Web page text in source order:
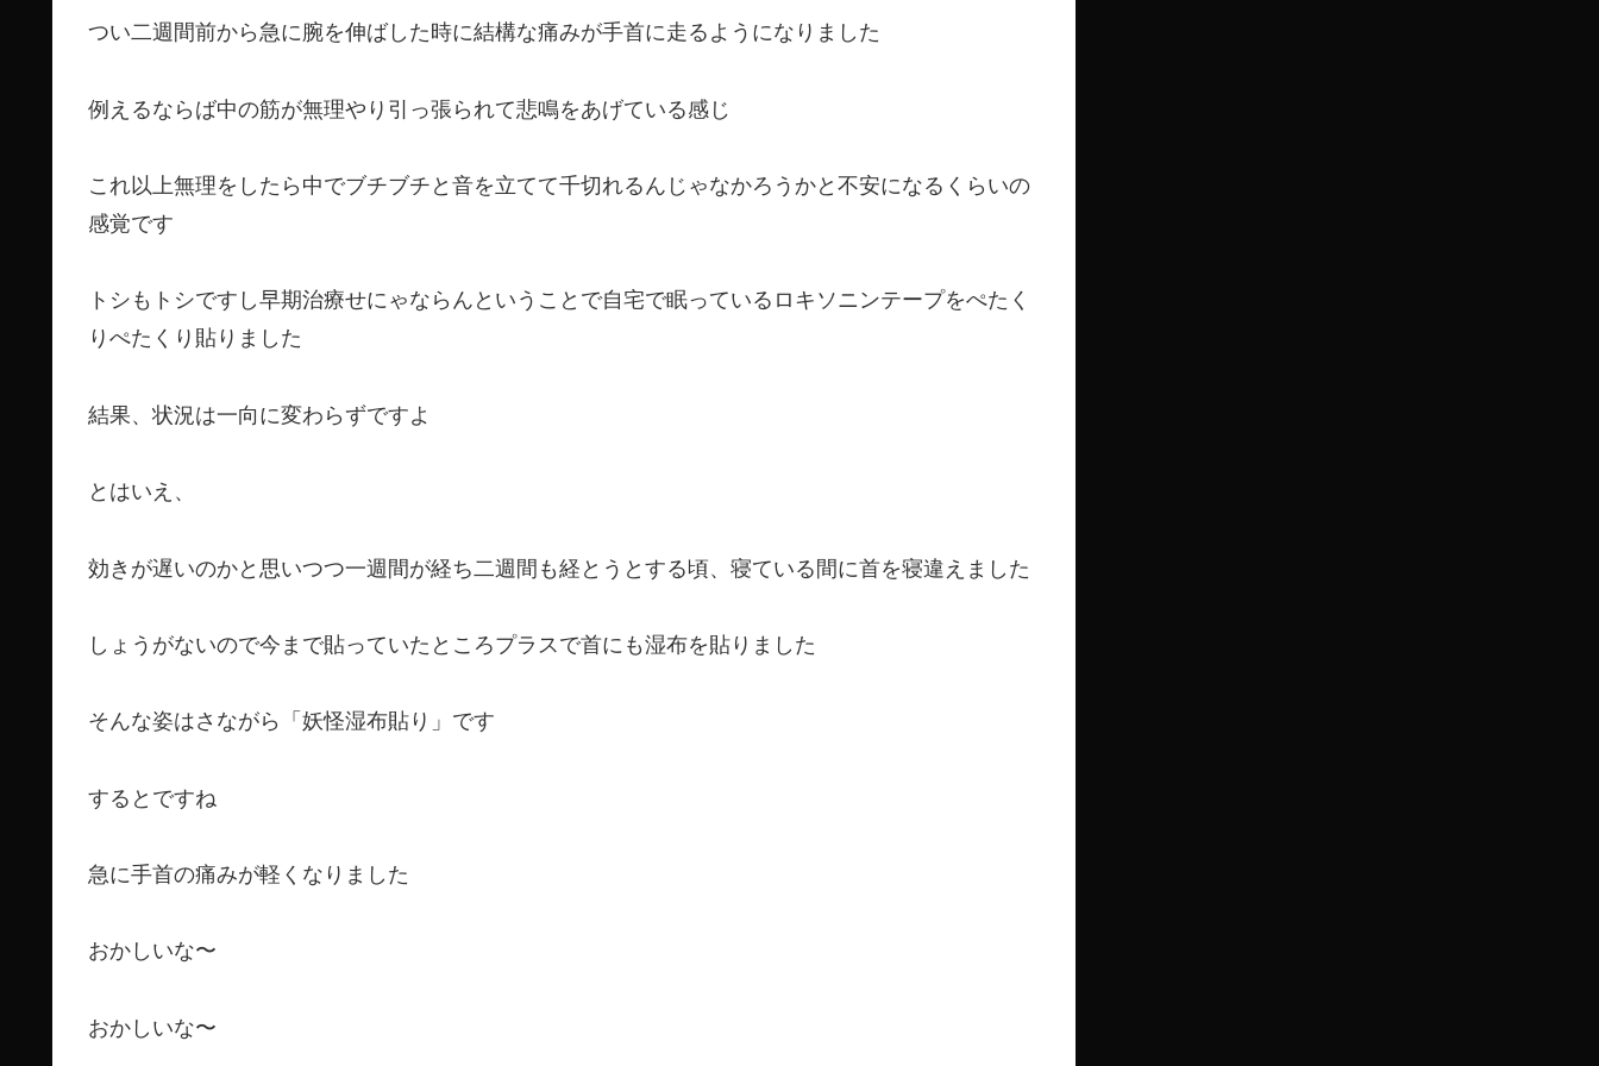
つい二週間前から急に腕を伸ばした時に結構な痛みが手首に走るようになりました
例えるならば中の筋が無理やり引っ張られて悲鳴をあげている感じ
これ以上無理をしたら中でブチブチと音を立てて千切れるんじゃなかろうかと不安になるくらいの
感覚です
トシもトシですし早期治療せにゃならんということで自宅で眠っているロキソニンテープをぺたく
りぺたくり貼りました
結果、状況は一向に変わらずですよ
とはいえ、
効きが遅いのかと思いつつ一週間が経ち二週間も経とうとする頃、寝ている間に首を寝違えました
しょうがないので今まで貼っていたところプラスで首にも湿布を貼りました
そんな姿はさながら「妖怪湿布貼り」です
するとですね
急に手首の痛みが軽くなりました
おかしいな〜
おかしいな〜